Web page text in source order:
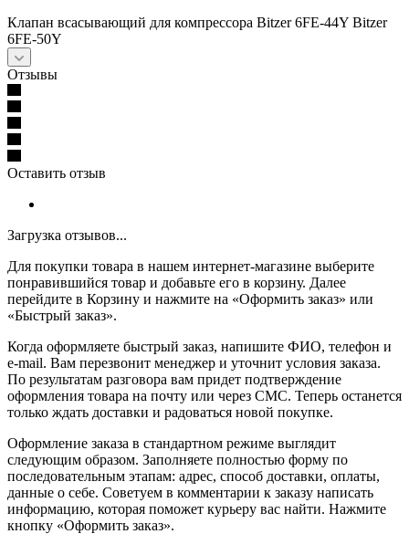
Клапан всасывающий для компрессора Bitzer 6FE-44Y Bitzer
6FE-50Y
Отзывы
Оставить отзыв
Загрузка отзывов...
Для покупки товара в нашем интернет-магазине выберите
понравившийся товар и добавьте его в корзину. Далее
перейдите в Корзину и нажмите на «Оформить заказ» или
«Быстрый заказ».
Когда оформляете быстрый заказ, напишите ФИО, телефон и
e-mail. Вам перезвонит менеджер и уточнит условия заказа.
По результатам разговора вам придет подтверждение
оформления товара на почту или через СМС. Теперь останется
только ждать доставки и радоваться новой покупке.
Оформление заказа в стандартном режиме выглядит
следующим образом. Заполняете полностью форму по
последовательным этапам: адрес, способ доставки, оплаты,
данные о себе. Советуем в комментарии к заказу написать
информацию, которая поможет курьеру вас найти. Нажмите
кнопку «Оформить заказ».